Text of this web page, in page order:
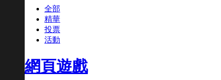
全部
精華
投票
活動
網頁遊戲